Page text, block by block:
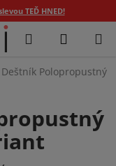
TEĎ HNED!
Hledat
Deštník Polopropustný